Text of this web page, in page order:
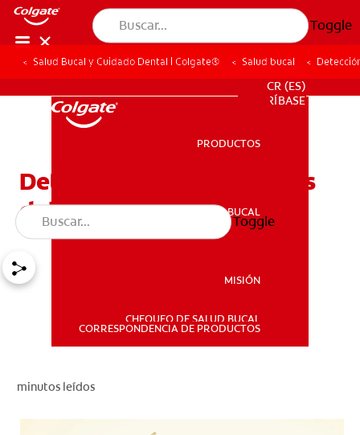
Toggle
SALUD BUCAL
CR (ES)
SUSCRÍBASE
PRODUCTOS
SALUD BUCAL
MISIÓN
CHEQUEO DE SALUD BUCAL
CORRESPONDENCIA DE PRODUCTOS
Toggle
Salud Bucal y Cuidado Dental | Colgate® Salud bucal
Detección de los síntomas
del cáncer de lengua
minutos leídos